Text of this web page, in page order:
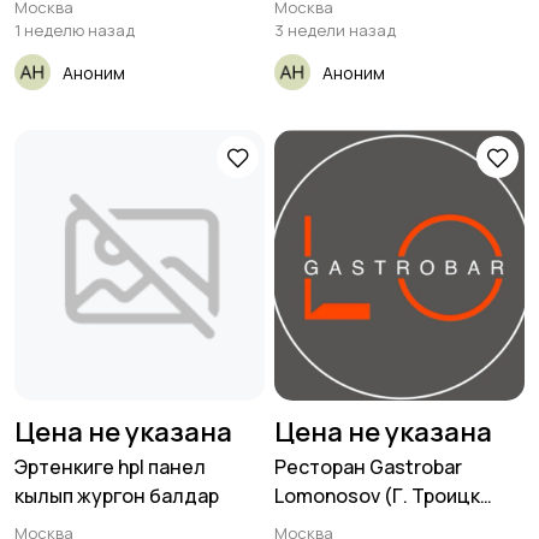
Москва
1 неделю назад
Аноним
Москва
3 недели назад
Аноним
Цена не указана
Эртенкиге hpl панел
кылып жургон балдар
Москва
Цена не указана
Ресторан Gastrobar
Lomonosov (Г. Троицк
новые
Москва